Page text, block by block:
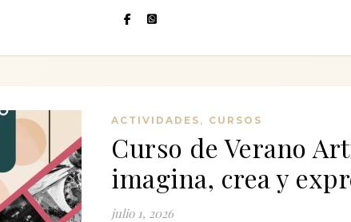
ACTIVIDADES , CURSOS
Curso de Verano
imagina, crea y
julio 1, 2026